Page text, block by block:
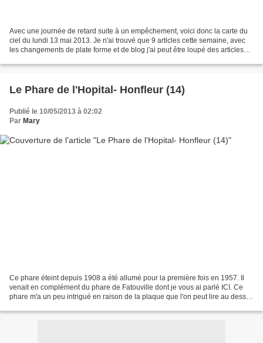
Avec une journée de retard suite à un empêchement, voici donc la carte du
ciel du lundi 13 mai 2013. Je n'ai trouvé que 9 articles cette semaine, avec
les changements de plate forme et de blog j'ai peut être loupé des articles
Le Phare de l'Hopital- Honfleur (14)
Publié le 10/05/2013 à 02:02
Par Mary
Ce phare éteint depuis 1908 a été allumé pour la première fois en 1957. Il
venait en complément du phare de Fatouville dont je vous ai parlé ICI. Ce
phare m'a un peu intrigué en raison de la plaque que l'on peut lire au dessus